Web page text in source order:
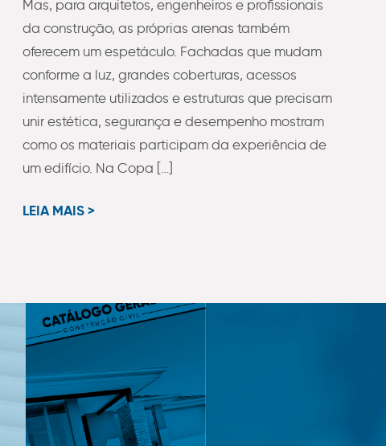
Mas, para arquitetos, engenheiros e profissionais
da construção, as próprias arenas também
oferecem um espetáculo. Fachadas que mudam
conforme a luz, grandes coberturas, acessos
intensamente utilizados e estruturas que precisam
unir estética, segurança e desempenho mostram
como os materiais participam da experiência de
um edifício. Na Copa […]
LEIA MAIS >